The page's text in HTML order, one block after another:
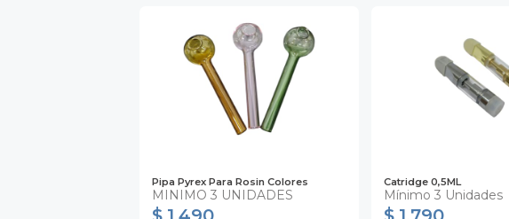
Pipa Pyrex Para Rosin Colores
MINIMO 3 UNIDADES
Catridge 0,5ML
Mínimo 3 Unidades